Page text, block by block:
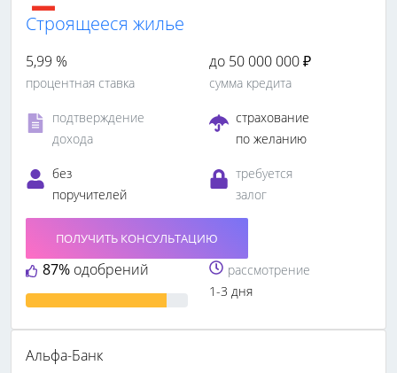
Cтроящееся жилье
5,99 %
процентная ставка
до 50 000 000 ₽
сумма кредита
подтверждение
дохода
страхование
по желанию
без
поручителей
требуется
залог
87% одобрений
ПОЛУЧИТЬ КОНСУЛЬТАЦИЮ
рассмотрение
1-3 дня
Альфа-Банк